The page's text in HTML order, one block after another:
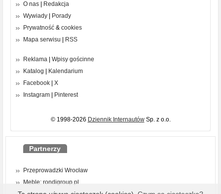
O nas
Redakcja
Wywiady
Porady
Prywatność & cookies
Mapa serwisu
RSS
Reklama
Wpisy gościnne
Katalog
Kalendarium
Facebook
X
Instagram
Pinterest
© 1998-2026 Dziennik InternautówSp. z o.o.
Partnerzy
Przeprowadzki Wrocław
Meble: rondigroup.pl